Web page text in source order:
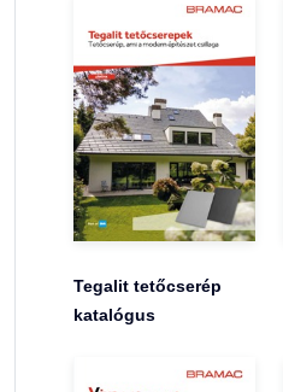
Tegalit tetőcserép
katalógus